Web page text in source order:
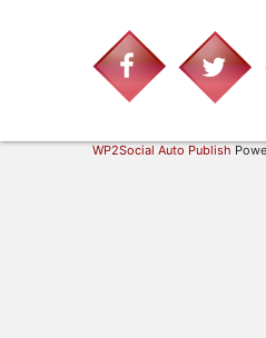
WP2Social Auto Publish